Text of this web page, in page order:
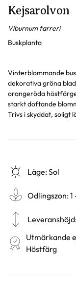
Kejsarolvon
Viburnum farreri
Buskplanta
Vinterblommande
dekorativa gröna
orangeröda
starkt doftande
Trivs i skyddat, soligt
Läge:Sol
Odlingszon:1
Leveranshöjd
Utmärkande
Höstfärg